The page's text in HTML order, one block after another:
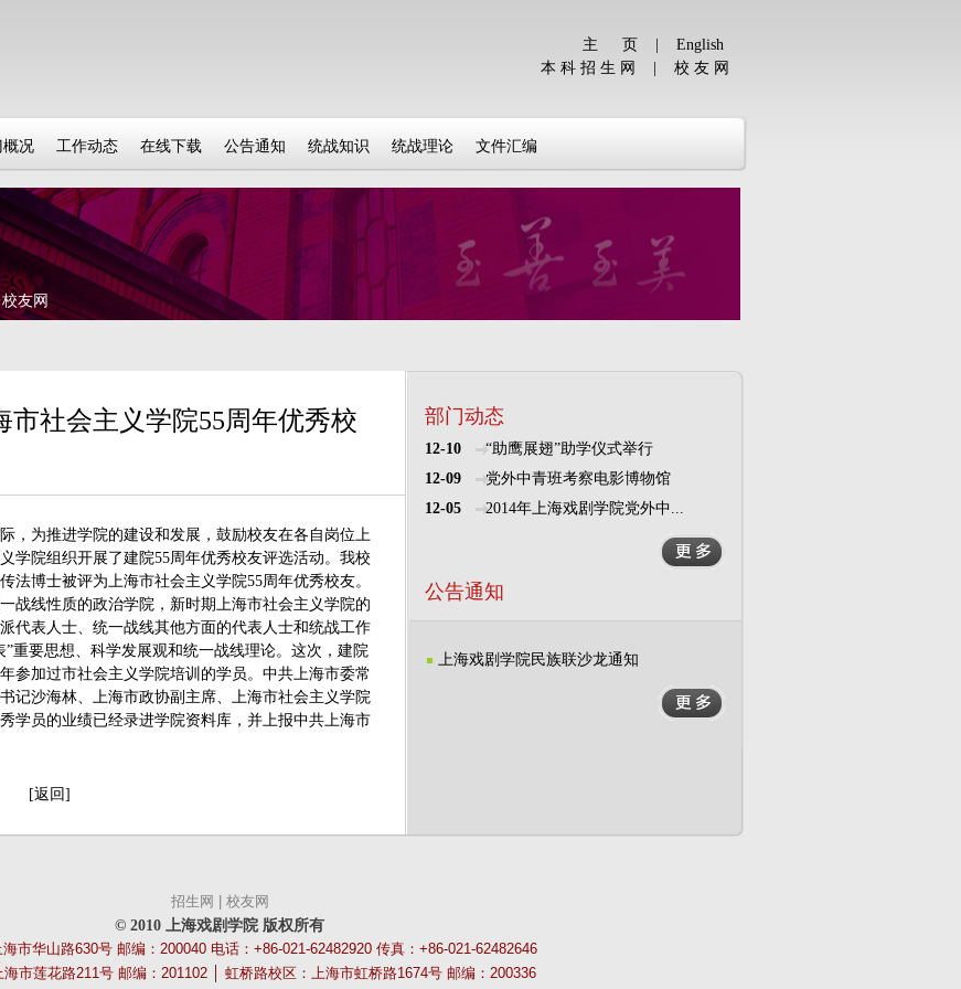
主 页
English
本 科 招 生 网
校 友 网
概况 工作动态 在线下载 公告通知 统战知识 统战理论 文件汇编
校友网
社会主义学院55周年优秀校
，为推进学院的建设和发展，鼓励校友在各自岗位上
学院组织开展了建院55周年优秀校友评选活动。我校
法博士被评为上海市社会主义学院55周年优秀校友。
战线性质的政治学院，新时期上海市社会主义学院的
代表人士、统一战线其他方面的代表人士和统战工作
重要思想、科学发展观和统一战线理论。这次，建院
参加过市社会主义学院培训的学员。中共上海市委常
记沙海林、上海市政协副主席、上海市社会主义学院
学员的业绩已经录进学院资料库，并上报中共上海市
[返回]
部门动态
12-10
“助鹰展翅”助学仪式举行
12-09
党外中青班考察电影博物馆
12-05
2014年上海戏剧学院党外中...
公告通知
上海戏剧学院民族联沙龙通知
招生网 校友网
© 2010 上海戏剧学院 版权所有
市华山路630号 邮编：200040 电话：+86-021-62482920 传真：+86-021-62482646
市莲花路211号 邮编：201102 │ 虹桥路校区：上海市虹桥路1674号 邮编：200336